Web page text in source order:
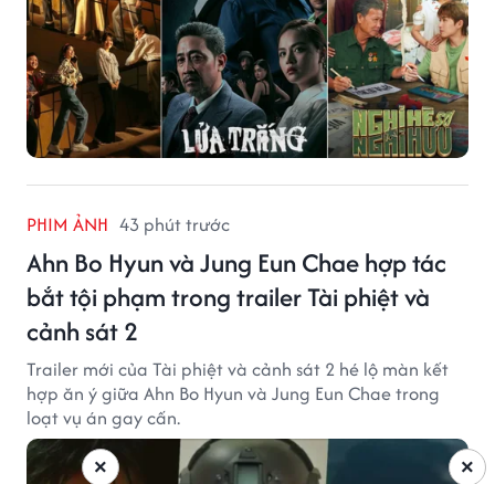
PHIM ẢNH 43 phút trước
Ahn Bo Hyun và Jung Eun Chae hợp tác
bắt tội phạm trong trailer Tài phiệt và
cảnh sát 2
Trailer mới của Tài phiệt và cảnh sát 2 hé lộ màn kết
hợp ăn ý giữa Ahn Bo Hyun và Jung Eun Chae trong
loạt vụ án gay cấn.
×
×